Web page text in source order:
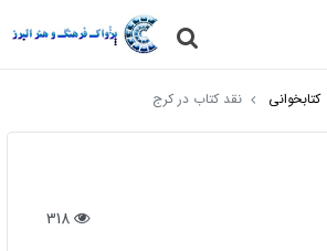
کتابخوانی نقد کتاب در کرج